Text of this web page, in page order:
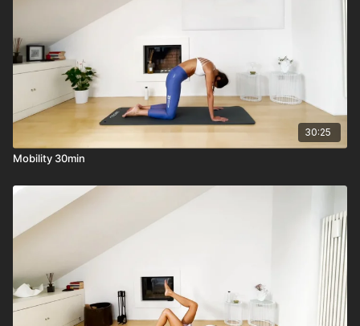
30:25
Mobility 30min